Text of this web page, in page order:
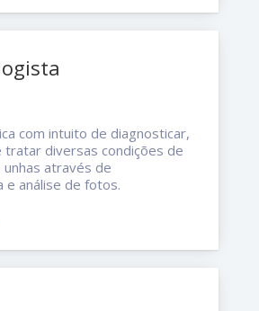
com intuito de diagnosticar,
tratar diversas condições de
através de
e análise de fotos.